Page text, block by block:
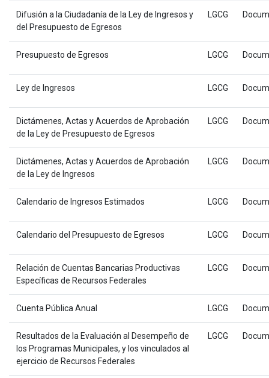
Difusión a la Ciudadanía de la Ley de Ingresos y
del Presupuesto de Egresos
LGCG
Presupuesto de Egresos LGCG
Ley de Ingresos LGCG
Dictámenes, Actas y Acuerdos de Aprobación
de la Ley de Presupuesto de Egresos
LGCG
Dictámenes, Actas y Acuerdos de Aprobación
de la Ley de Ingresos
LGCG
Calendario de Ingresos Estimados LGCG
Calendario del Presupuesto de Egresos LGCG
Relación de Cuentas Bancarias Productivas
Específicas de Recursos Federales
LGCG
Cuenta Pública Anual LGCG
Resultados de la Evaluación al Desempeño de
los Programas Municipales, y los vinculados al
ejercicio de Recursos Federales
LGCG